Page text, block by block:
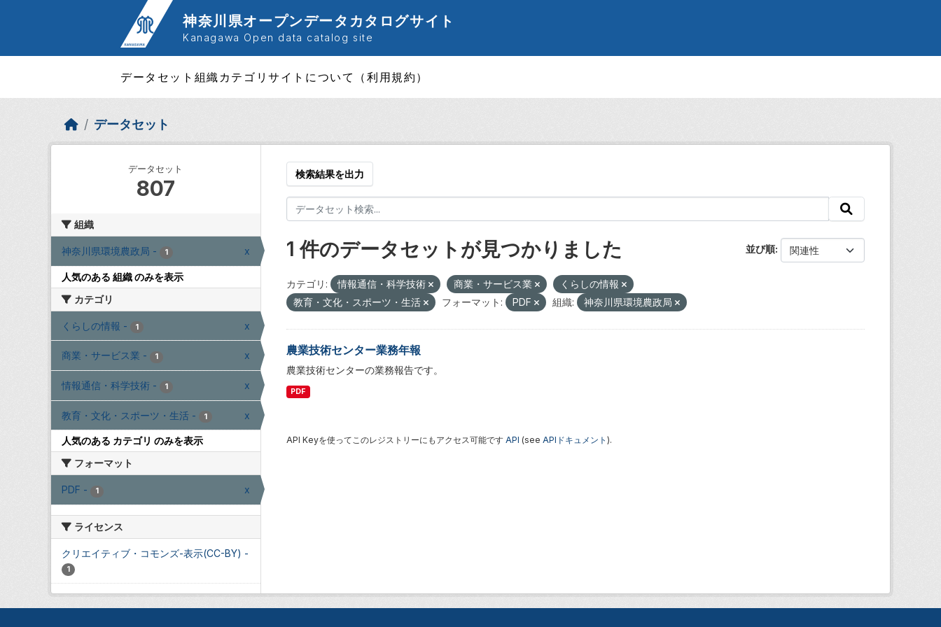
神奈川県オープンデータカタログサイト
Kanagawa Open data catalog site
データセット 組織 カテゴリサイトについて（利用規約）
データセット
データセット
807
組織
神奈川県環境農政局 - 1 x
人気のある 組織 のみを表示
カテゴリ
くらしの情報 - 1 x
商業・サービス業 - 1 x
情報通信・科学技術 - 1 x
教育・文化・スポーツ・生活 - 1 x
人気のある カテゴリ のみを表示
フォーマット
PDF - 1 x
ライセンス
クリエイティブ・コモンズ-表示(CC-BY) -
1
検索結果を出力
並び順
1 件のデータセットが見つかりました
カテゴリ: 情報通信・科学技術 商業・サービス業
くらしの情報
教育・文化・スポーツ・生活
フォーマット: PDF 組織: 神奈川県環境農政局
農業技術センター業務年報
農業技術センターの業務報告です。
PDF
API Keyを使ってこのレジストリーにもアクセス可能です API (see APIドキュメント ).